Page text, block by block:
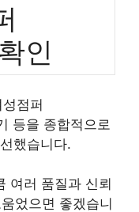
인
점퍼
등을 종합적으로
했습니다.
여러 품질과 신뢰
었으면 좋겠습니